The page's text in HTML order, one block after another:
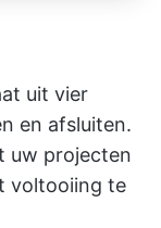
uit vier
en afsluiten.
uw projecten
voltooiing te